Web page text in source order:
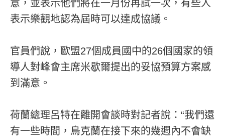
意，並表示他們將在一月份再試一次，有些人
表示樂觀地認為屆時可以達成協議。
官員們說，歐盟27個成員國中的26個國家的領
導人對峰會主席米歇爾提出的妥協預算方案感
到滿意。
荷蘭總理呂特在離開會談時對記者說：“我們還
有一些時間，烏克蘭在接下來的幾週內不會缺